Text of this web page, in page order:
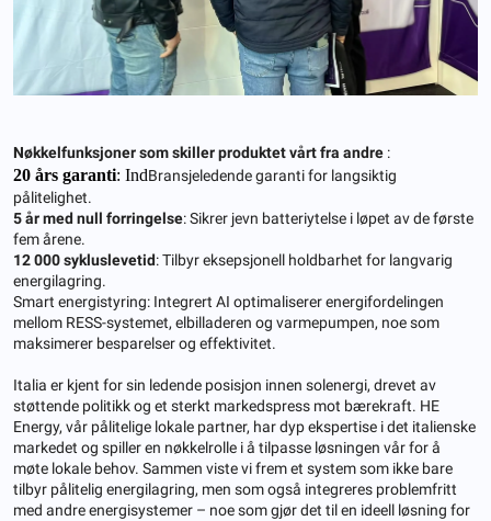
Nøkkelfunksjoner som skiller produktet vårt fra andre :
20 års garanti: IndBransjeledende garanti for langsiktig
pålitelighet.
5 år med null forringelse: Sikrer jevn batteriytelse i løpet av de første
fem årene.
12 000 sykluslevetid: Tilbyr eksepsjonell holdbarhet for langvarig
energilagring.
Smart energistyring: Integrert AI optimaliserer energifordelingen
mellom RESS-systemet, elbilladeren og varmepumpen, noe som
maksimerer besparelser og effektivitet.
Italia er kjent for sin ledende posisjon innen solenergi, drevet av
støttende politikk og et sterkt markedspress mot bærekraft. HE
Energy, vår pålitelige lokale partner, har dyp ekspertise i det italienske
markedet og spiller en nøkkelrolle i å tilpasse løsningen vår for å
møte lokale behov. Sammen viste vi frem et system som ikke bare
tilbyr pålitelig energilagring, men som også integreres problemfritt
med andre energisystemer – noe som gjør det til en ideell løsning for